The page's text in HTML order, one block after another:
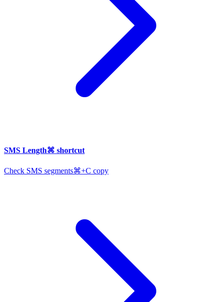
SMS Length⌘ shortcut
Check SMS segments⌘+C copy